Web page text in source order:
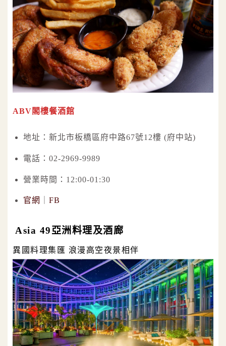
ABV閣樓餐酒館
地址：新北市板橋區府中路67號12樓 (府中站)
電話：02-2969-9989
營業時間：12:00-01:30
官網 FB
Asia 49亞洲料理及酒廊
異國料理集匯 浪漫高空夜景相伴